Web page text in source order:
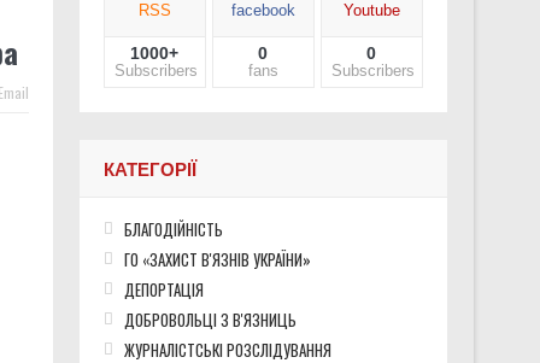
про службу після звільнення
окупованих територіях України
Email
RSS
1000+
Subscribers
facebook
0
fans
Youtube
0
Subscribers
КАТЕГОРІЇ
БЛАГОДІЙНІСТЬ
ГО «ЗАХИСТ В'ЯЗНІВ УКРАЇНИ»
ДЕПОРТАЦІЯ
ДОБРОВОЛЬЦІ З В'ЯЗНИЦЬ
ЖУРНАЛІСТСЬКІ РОЗСЛІДУВАННЯ